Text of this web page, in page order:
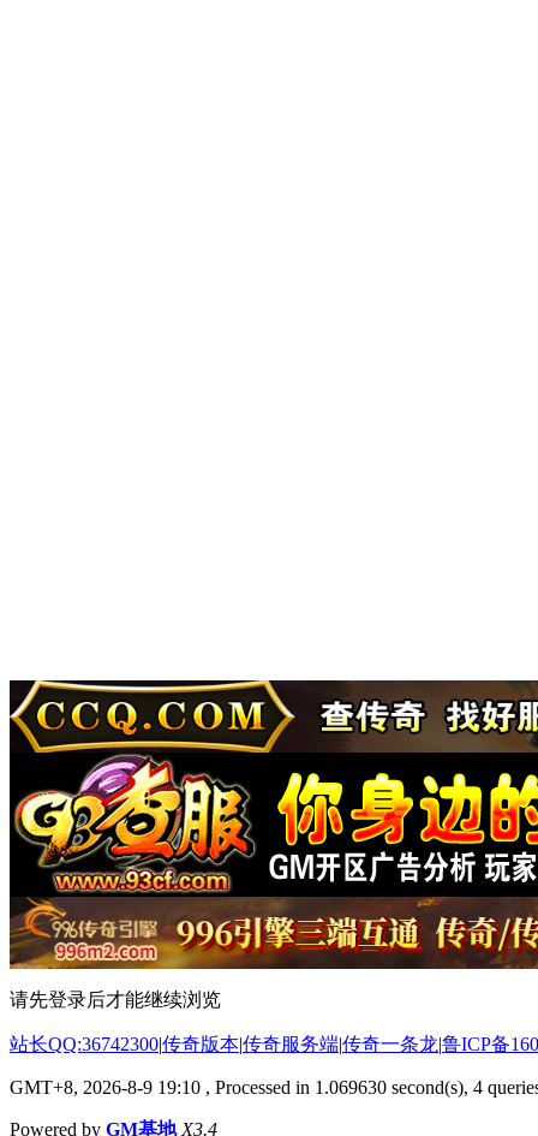
请先登录后才能继续浏览
站长QQ:36742300|传奇版本|传奇服务端|传奇一条龙|鲁ICP备
GMT+8, 2026-8-9 19:10 , Processed in 1.069630 second(s), 4
Powered by GM基地 X3.4